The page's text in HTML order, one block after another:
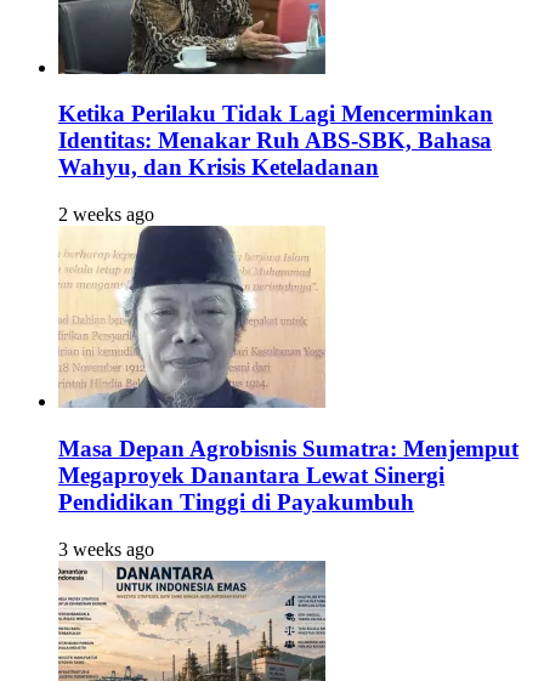
Ketika Perilaku Tidak Lagi Mencerminkan
Identitas: Menakar Ruh ABS-SBK, Bahasa
Wahyu, dan Krisis Keteladanan
2 weeks ago
Masa Depan Agrobisnis Sumatra: Menjemput
Megaproyek Danantara Lewat Sinergi
Pendidikan Tinggi di Payakumbuh
3 weeks ago